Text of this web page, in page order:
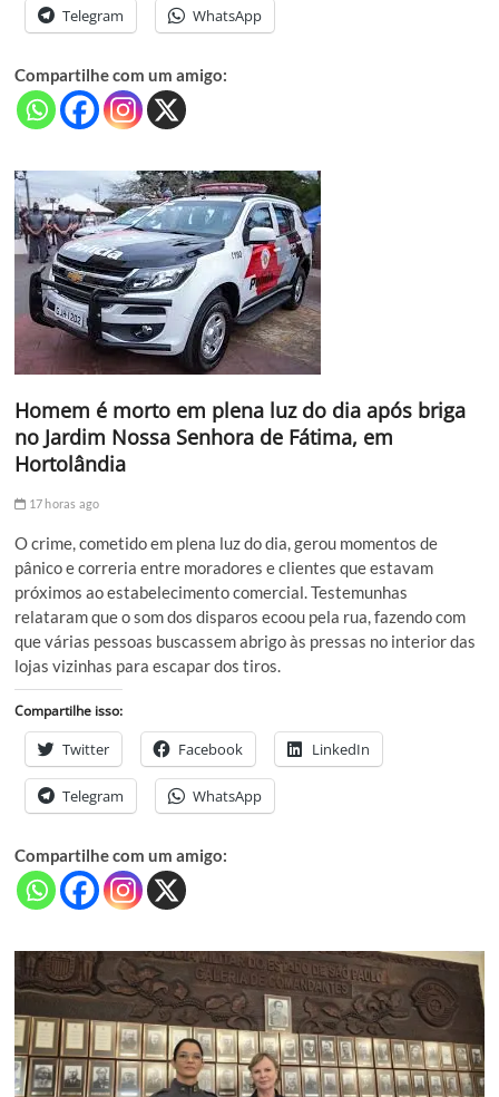
Telegram WhatsApp
Compartilhe com um amigo:
Homem é morto em plena luz do dia após briga
no Jardim Nossa Senhora de Fátima, em
Hortolândia
17 horas ago
O crime, cometido em plena luz do dia, gerou momentos de
pânico e correria entre moradores e clientes que estavam
próximos ao estabelecimento comercial. Testemunhas
relataram que o som dos disparos ecoou pela rua, fazendo com
que várias pessoas buscassem abrigo às pressas no interior das
lojas vizinhas para escapar dos tiros.
Compartilhe isso:
Twitter Facebook LinkedIn
Telegram WhatsApp
Compartilhe com um amigo: